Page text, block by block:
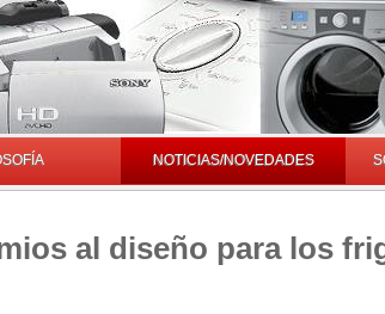
NOTICIAS/NOVEDADES
al diseño para los